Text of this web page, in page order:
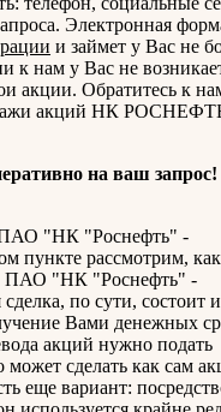
Электронная
и займет у Вас не
к нам у Вас не
акции. Обратитесь к
акций НК
на ваш запрос!
ПАО "НК "Роснефть" -
пункте рассмотрим,
ПАО "НК "Роснефть" -
по сути, состоит
Вами денежных
акций нужно подать
сделать как сам
еще вариант: